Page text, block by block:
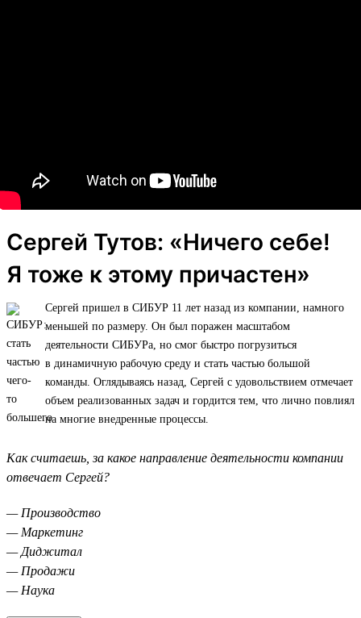
Сергей Тутов: «Ничего себе!
Я тоже к этому причастен»
Сергей пришел в СИБУР 11 лет назад из компании, намного
меньшей по размеру. Он был поражен масштабом
деятельности СИБУРа, но смог быстро погрузиться
в динамичную рабочую среду и стать частью большой
команды. Оглядываясь назад, Сергей с удовольствием отмечает
объем реализованных задач и гордится тем, что лично повлиял
на многие внедренные процессы.
Как считаешь, за какое направление деятельности компании
отвечает Сергей?
— Производство
— Маркетинг
— Диджитал
— Продажи
— Наука